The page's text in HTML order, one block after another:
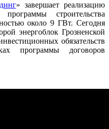
» завершает реализацию
строительства
около 9 ГВт. Сегодня
энергоблок Грозненской
обязательств
программы договоров